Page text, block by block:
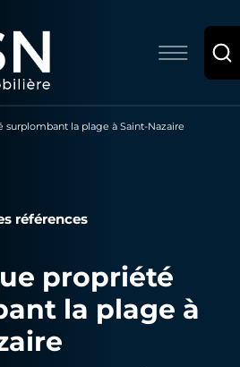
la plage à Saint-Nazaire
références
propriété
la plage à